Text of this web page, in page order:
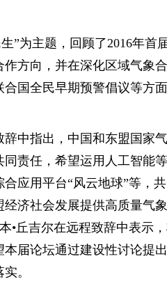
”为主题，回顾了2016年首
方向，并在深化区域气象
国全民早期预警倡议等方
中指出，中国和东盟国家
责任，希望运用人工智能
应用平台“风云地球”等，
济社会发展提供高质量气
•丘吉尔在远程致辞中表示
届论坛通过建设性讨论提
。